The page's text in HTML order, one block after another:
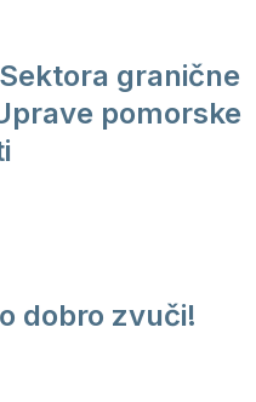
granične
pomorske
dobro zvuči!